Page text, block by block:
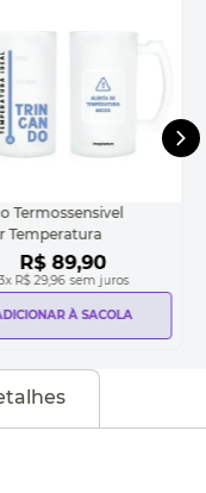
Termossensivel
Temperatura
R$ 89,90
x R$ 29,96 sem juros
À SACOLA